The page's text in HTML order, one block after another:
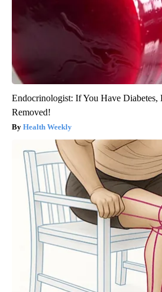
Endocrinologist: If You Have Diabetes,
Removed!
Health Weekly